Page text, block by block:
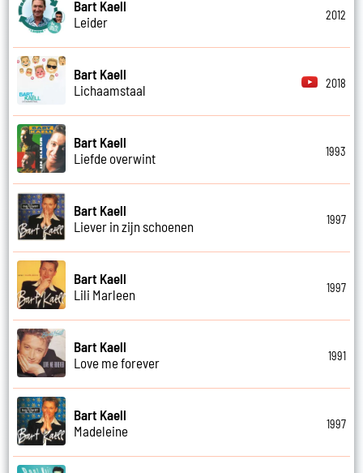
Bart Kaell
Leider
2012
Bart Kaell
Lichaamstaal
2018
Bart Kaell
Liefde overwint
1993
Bart Kaell
Liever in zijn schoenen
1997
Bart Kaell
Lili Marleen
1997
Bart Kaell
Love me forever
1991
Bart Kaell
Madeleine
1997